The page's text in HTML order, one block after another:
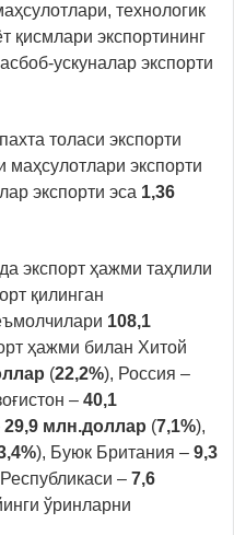
технологик
қисмлари экспортининг
ускуналар экспорти
пахта толаси экспорти
маҳсулотлари экспорти
экспорти эса 1,36
экспорт ҳажми таҳлили
қилинган
108,1
ҳажми билан Хитой
(22,2%), Россия –
– 40,1
29,9 млн.доллар (7,1%),
%), Буюк Британия – 9,3
– 7,6
ўринларни